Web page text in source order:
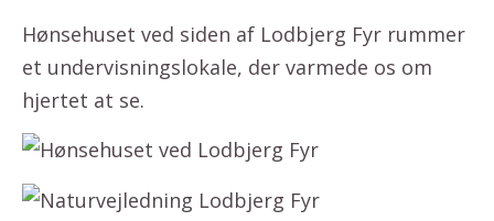
Hønsehuset ved siden af Lodbjerg Fyr rummer
et undervisningslokale, der varmede os om
hjertet at se.